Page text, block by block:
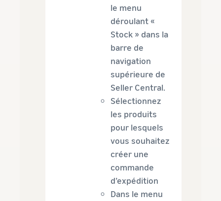
le menu
déroulant «
Stock » dans la
barre de
navigation
supérieure de
Seller Central.
Sélectionnez
les produits
pour lesquels
vous souhaitez
créer une
commande
d’expédition
Dans le menu